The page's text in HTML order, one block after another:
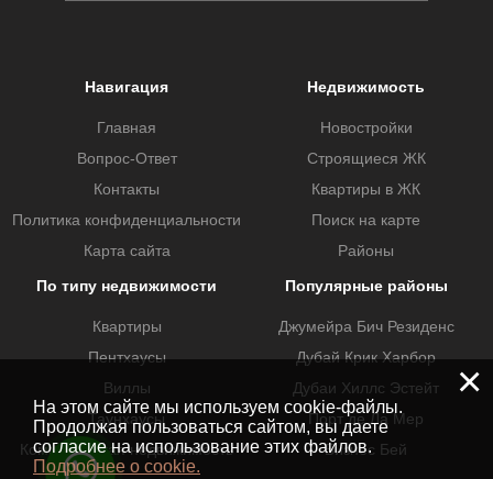
Навигация
Главная
Вопрос-Ответ
Контакты
Политика конфиденциальности
Карта сайта
Недвижимость
Новостройки
Строящиеся ЖК
Квартиры в ЖК
Поиск на карте
Районы
По типу недвижимости
Квартиры
Пентхаусы
Виллы
Таунхаусы
Коммерческая недвижимость
Популярные районы
Джумейра Бич Резиденс
Дубай Крик Харбор
Дубаи Хиллс Эстейт
Порт де Ла Мер
Бизнес Бей
×
На этом сайте мы используем cookie-файлы.
Продолжая пользоваться сайтом, вы даете
согласие на использование этих файлов.
Подробнее о cookie.